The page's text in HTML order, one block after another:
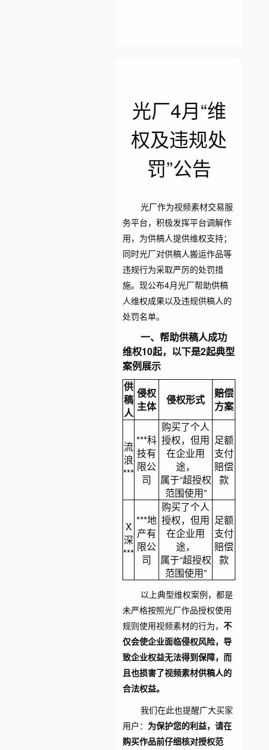
光厂4月“维
权及违规处
罚”公告
光厂作为视频素材交易服
务平台，积极发挥平台调解作
用，为供稿人提供维权支持；
同时光厂对供稿人搬运作品等
违规行为采取严厉的处罚措
施。现公布4月光厂帮助供稿
人维权成果以及违规供稿人的
处罚名单。
一、帮助供稿人成功
维权10起，以下是2起典型
案例展示
供
稿
人
侵权
主体
侵权形式
赔偿
方案
流
浪
***
***科
技有
限公
司
购买了个人
授权，但用
在企业用
途，
属于“超授权
范围使用”
足额
支付
赔偿
款
X
深
***
***地
产有
限公
司
购买了个人
授权，但用
在企业用
途，
属于“超授权
范围使用”
足额
支付
赔偿
款
以上典型维权案例，都是
未严格按照光厂作品授权使用
规则使用视频素材的行为， 不
仅会使企业面临侵权风险，导
致企业权益无法得到保障，而
且也损害了视频素材供稿人的
合法权益。
我们在此也提醒广大买家
用户： 为保护您的利益，请在
购买作品前仔细核对授权范